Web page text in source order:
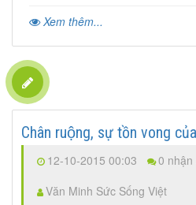
Xem thêm...
Chân ruộng, sự tồn vong
12-10-2015 00:03 0 nhận
Văn Minh Sức Sống Việt